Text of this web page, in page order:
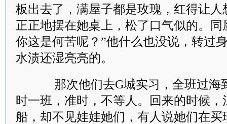
板出去了，满屋子都是玫瑰，红得让
正正地摆在她桌上，松了口气似的。同
你这是何苦呢？”他什么也没说，转过
水渍还湿亮亮的。
那次他们去G城实习，全班过海
时一班，准时，不等人。回来的时候
船，却不见娃娃她们，有人说她们在